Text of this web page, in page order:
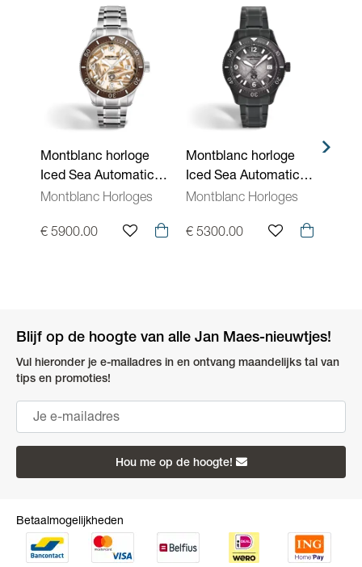
Montblanc horloge
Iced Sea Automatic
Date 0 Oxygen Limited
staal/staal/bruin
Montblanc Horloges
€ 5900.00
Montblanc horloge
Iced Sea Automatic
MB137541
Montblanc Horloges
€ 5300.00
Blijf op de hoogte van alle Jan Maes-nieuwtjes!
Vul hieronder je e-mailadres in en ontvang maandelijks tal van
tips en promoties!
Hou me op de hoogte!
Betaalmogelijkheden